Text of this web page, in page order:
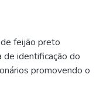
feijão preto
de identificação do
promovendo o